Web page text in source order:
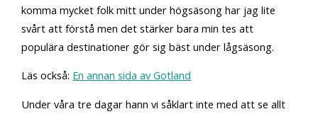
komma mycket folk mitt under högsäsong har jag lite
svårt att förstå men det stärker bara min tes att
populära destinationer gör sig bäst under lågsäsong.
Läs också: En annan sida av Gotland
Under våra tre dagar hann vi såklart inte med att se allt